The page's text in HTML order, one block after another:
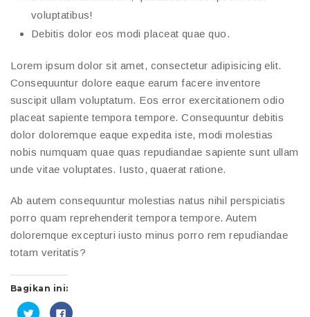
voluptatibus!
Debitis dolor eos modi placeat quae quo.
Lorem ipsum dolor sit amet, consectetur adipisicing elit.
Consequuntur dolore eaque earum facere inventore
suscipit ullam voluptatum. Eos error exercitationem odio
placeat sapiente tempora tempore. Consequuntur debitis
dolor doloremque eaque expedita iste, modi molestias
nobis numquam quae quas repudiandae sapiente sunt ullam
unde vitae voluptates. Iusto, quaerat ratione.
Ab autem consequuntur molestias natus nihil perspiciatis
porro quam reprehenderit tempora tempore. Autem
doloremque excepturi iusto minus porro rem repudiandae
totam veritatis?
Bagikan ini:
Klik Klik